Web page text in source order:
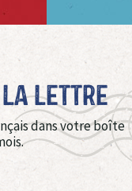
Lettre
dans votre boîte